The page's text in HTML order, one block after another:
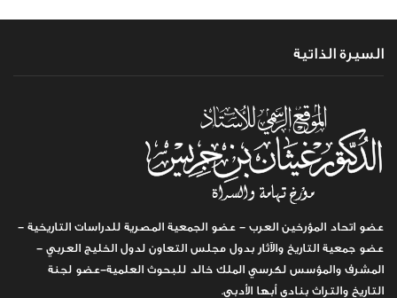
السيرة الذاتية
عضو اتحاد المؤرخين العرب - عضو الجمعية المصرية للدراسات التاريخية -
عضو جمعية التاريخ والآثار بدول مجلس التعاون لدول الخليج العربي -
المشرف والمؤسس لكرسي الملك خالد للبحوث العلمية-عضو لجنة
التاريخ والتراث بنادي أبها الأدبي.